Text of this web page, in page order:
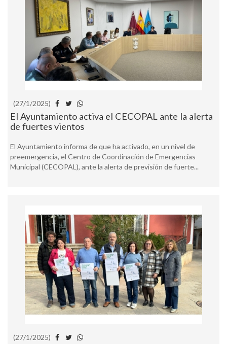
(27/1/2025)
El Ayuntamiento activa el CECOPAL ante la alerta
de fuertes vientos
El Ayuntamiento informa de que ha activado, en un nivel de
preemergencia, el Centro de Coordinación de Emergencias
Municipal (CECOPAL), ante la alerta de previsión de fuerte...
(27/1/2025)